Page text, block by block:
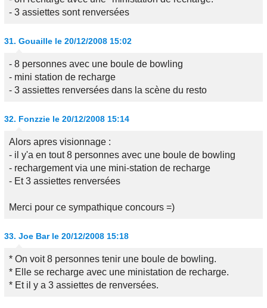
- 3 assiettes sont renversées
31. Gouaille le 20/12/2008 15:02
- 8 personnes avec une boule de bowling
- mini station de recharge
- 3 assiettes renversées dans la scène du resto
32. Fonzzie le 20/12/2008 15:14
Alors apres visionnage :
- il y'a en tout 8 personnes avec une boule de bowling
- rechargement via une mini-station de recharge
- Et 3 assiettes renversées
Merci pour ce sympathique concours =)
33. Joe Bar le 20/12/2008 15:18
* On voit 8 personnes tenir une boule de bowling.
* Elle se recharge avec une ministation de recharge.
* Et il y a 3 assiettes de renversées.